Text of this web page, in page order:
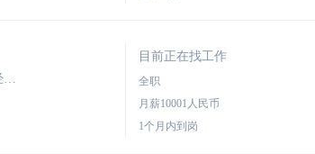
期望职位：税务会计+财务经理+税务经理+财务/会计助理+审计经理/主管
目前正在找工作
全职
月薪10001人民币
1个月内到岗